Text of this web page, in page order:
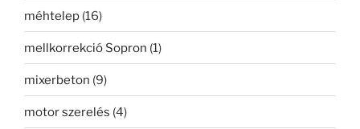
méhtelep (16)
mellkorrekció Sopron (1)
mixerbeton (9)
motor szerelés (4)